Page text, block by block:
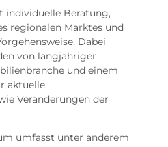
individuelle Beratung,
regionalen Marktes und
Dabei
von langjähriger
und einem
aktuelle
Veränderungen der
umfasst unter anderem